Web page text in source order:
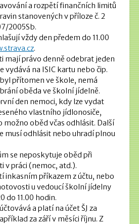
a rozpětí finančních limitů
stanovených v příloze č. 2
2005Sb.
vždy den předem do 11.00
.
mají právo denně odebrat jeden
vydává na ISIC kartu nebo čip.
přítomen ve škole, nemá
oběda ve školní jídelně.
den nemoci, kdy lze vydat
vlastního jídlonosiče,
možno oběd včas odhlásit. Další
musí odhlásit nebo uhradí plnou
se neposkytuje oběd při
v práci (nemoc, atd.).
inkasním příkazem z účtu, nebo
u vedoucí školní jídelny
do 11.00 hodin.
a platí na účet ŠJ za
za září v měsíci říjnu. Z